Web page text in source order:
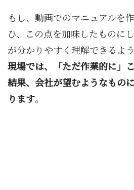
もし、動画でのマニュアルを
ひ、この点を加味したものに
が分かりやすく理解できるよう
現場では、「ただ作業的に」
結果、会社が望むようなもの
ります。